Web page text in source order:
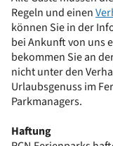
Regeln und einen
können Sie in der
bei Ankunft von uns
bekommen Sie an
nicht unter den
Urlaubsgenuss im
Parkmanagers.
Haftung